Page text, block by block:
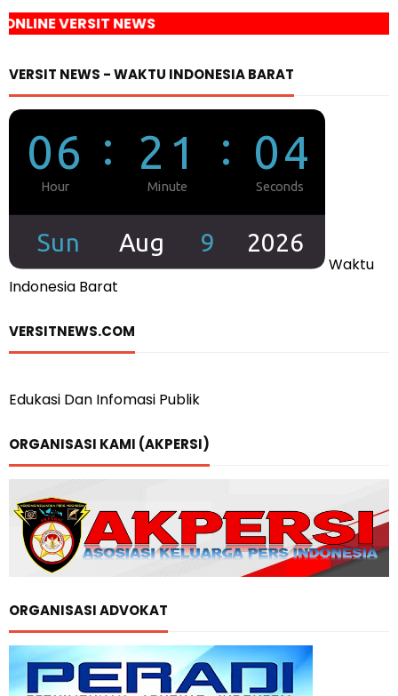
VERSIT NEWS - WAKTU INDONESIA BARAT
Waktu
Indonesia Barat
VERSITNEWS.COM
Edukasi Dan Infomasi Publik
ORGANISASI KAMI (AKPERSI)
ORGANISASI ADVOKAT